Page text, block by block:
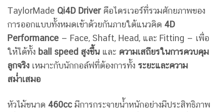
TaylorMade Qi4D Driverคือไดรเวอร์ที่รวมศักยภาพของ
การออกแบบทั้งหมดเข้าด้วยกันภายใต้แนวคิด 4D
Performance — Face, Shaft, Head, และ Fitting — เพื่อ
ให้ได้ทั้ง ball speed สูงขึ้น และ ความเสถียรในการควบคุม
ลูกจริง เหมาะกับนักกอล์ฟที่ต้องการทั้ง ระยะและความ
สม่ำเสมอ
หัวไม้ขนาด 460ccมีการกระจายน้ำหนักอย่างมีประสิทธิภาพ